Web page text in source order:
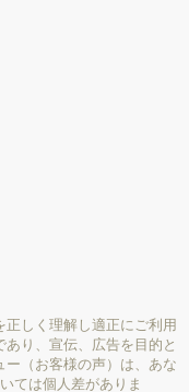
しく理解し適正にご利用
り、宣伝、広告を目的と
（お客様の声）は、あな
ては個人差がありま